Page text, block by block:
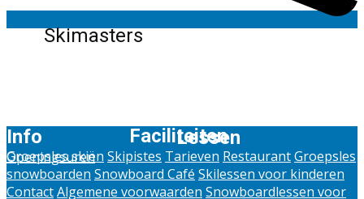
Skimasters
Lessen
Info
Openingsuren
Faciliteiten
Groepsles skiën Skipistes Tarieven RestaurantGroepsles
snowboarden Snowboard Café Skilessen voor kinderen
ContactAlgemene voorwaarden Snowboardlessen voor